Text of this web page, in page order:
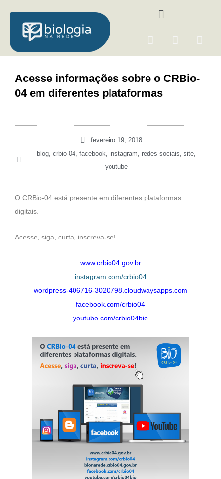
para
conteúdo
Menu
F
e
b
o
I
t
a
m
Y
u
Acesse informações sobre o CRBio-
04 em diferentes plataformas
fevereiro 19, 2018
blog, crbio-04, facebook, instagram, redes sociais, site,
youtube
O CRBio-04 está presente em diferentes plataformas
digitais.
Acesse, siga, curta, inscreva-se!
www.crbio04.gov.br
instagram.com/crbio04
wordpress-406716-3020798.cloudwaysapps.com
facebook.com/crbio04
youtube.com/crbio04bio